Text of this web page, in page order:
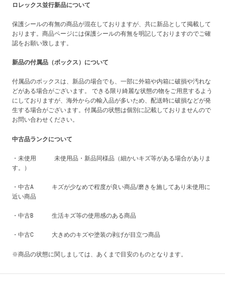
ロレックス並行新品について
保護シールの有無の商品が混在しておりますが、共に新品として掲載して
おります。商品ページには保護シールの有無を明記しておりますのでご確
認をお願い致します。
新品の付属品（ボックス）について
付属品のボックスは、新品の場合でも、一部に外箱や内箱に破損や汚れな
どがある場合がございます。 できる限り綺麗な状態の物をご用意するよう
にしておりますが、海外からの輸入品が多いため、配送時に破損などが発
生する場合がございます。付属品の状態は個別に記載しておりませんので
お問い合わせください。
中古品ランクについて
・未使用 未使用品・新品同様品（細かいキズ等がある場合がありま
す。）
・中古A キズが少なめで程度が良い商品/磨きを施してあり未使用に
近い商品
・中古B 生活キズ等の使用感のある商品
・中古C 大きめのキズや塗装の剥げが目立つ商品
※商品の状態に関しましては、あくまで目安のものとなります。